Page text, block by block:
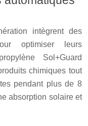
intègrent des
optimiser leurs
Sol+Guard
chimiques tout
pendant plus de 8
absorption solaire et